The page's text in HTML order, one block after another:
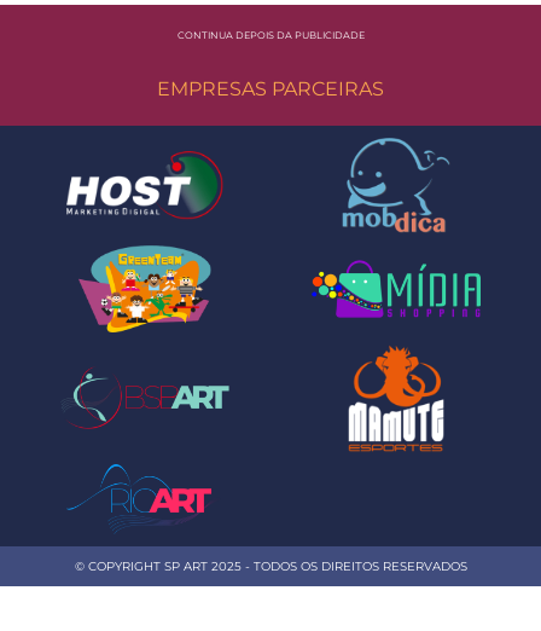
CONTINUA DEPOIS DA PUBLICIDADE
EMPRESAS PARCEIRAS
© COPYRIGHT SP ART 2025 - TODOS OS DIREITOS RESERVADOS